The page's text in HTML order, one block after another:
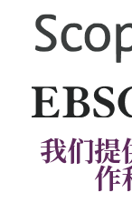
我们提
作